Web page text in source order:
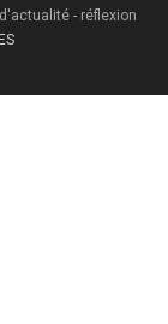
- réflexion